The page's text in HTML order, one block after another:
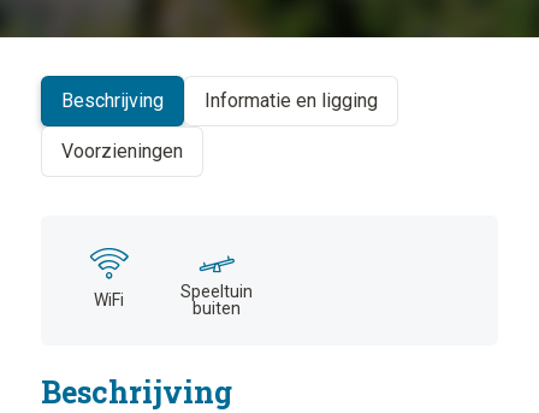
+
Beschrijving Informatie en ligging
Voorzieningen
WiFi
Speeltuin
buiten
Beschrijving